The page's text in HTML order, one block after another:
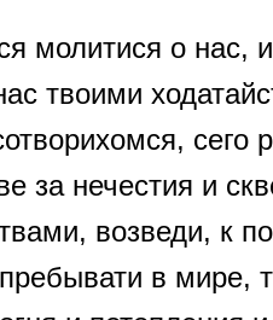
молитися о нас,
твоими
сего
за нечестия и
возведи, к
в мире,